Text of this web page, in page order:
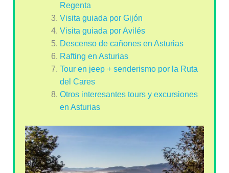
Regenta
Visita guiada por Gijón
Visita guiada por Avilés
Descenso de cañones en Asturias
Rafting en Asturias
Tour en jeep + senderismo por la Ruta
del Cares
Otros interesantes tours y excursiones
en Asturias